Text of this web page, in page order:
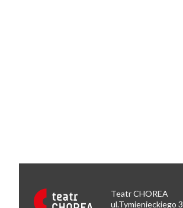
Teatr CHOREA
ul.Tymienieckiego 3